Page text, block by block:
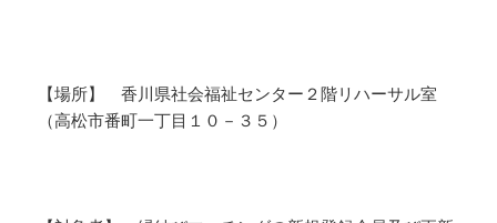
【場所】 香川県社会福祉センター２階リハーサル室
（高松市番町一丁目１０－３５）